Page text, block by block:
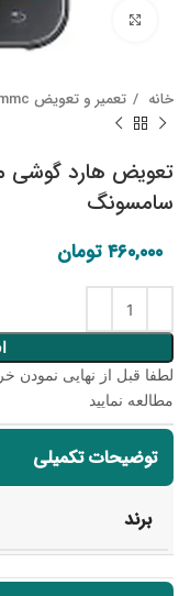
Click to enlarge
خانه تعمیر و تعویض emmc
سامسونگ
۴۶۰,۰۰۰تومان
لطفا قبل از نهایی نمودن
مطالعه نمایید
توضیحات تکمیلی
برند